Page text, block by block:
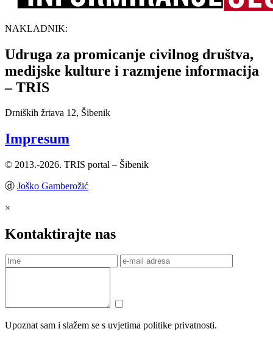
NAKLADNIK:
Udruga za promicanje civilnog društva,
medijske kulture i razmjene informacija
– TRIS
Drniških žrtava 12, Šibenik
Impresum
© 2013.-2026. TRIS portal – Šibenik
ⓓ Joško Gamberožić
×
Kontaktirajte nas
Upoznat sam i slažem se s uvjetima politike privatnosti.